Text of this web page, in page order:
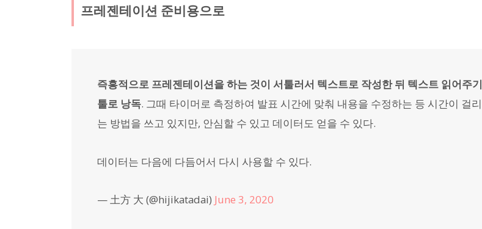
프레젠테이션 준비용으로
즉흥적으로 프레젠테이션을 하는 것이 서툴러서 텍스트로 작성한 뒤 텍스트 읽어주기
툴로 낭독. 그때 타이머로 측정하여 발표 시간에 맞춰 내용을 수정하는 등 시간이 걸리
는 방법을 쓰고 있지만, 안심할 수 있고 데이터도 얻을 수 있다.
데이터는 다음에 다듬어서 다시 사용할 수 있다.
— 土方 大 (@hijikatadai) June 3, 2020